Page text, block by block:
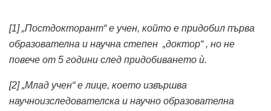
[1]„Постдокторант“ е учен, който е придобил първа
образователна и научна степен „доктор“ , но не
повече от 5 години след придобиването ѝ.
[2]„Млад учен“ е лице, което извършва
научноизследователска и научно образователна